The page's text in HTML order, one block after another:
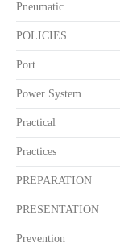
Pneumatic
POLICIES
Port
Power System
Practical
Practices
PREPARATION
PRESENTATION
Prevention